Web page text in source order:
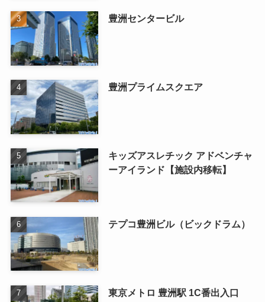
豊洲センタービル
豊洲プライムスクエア
キッズアスレチック アドベンチャ
ーアイランド【施設内移転】
テプコ豊洲ビル（ビックドラム）
東京メトロ 豊洲駅 1C番出入口